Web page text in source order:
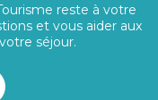
reste à votre
et vous aider aux
séjour.